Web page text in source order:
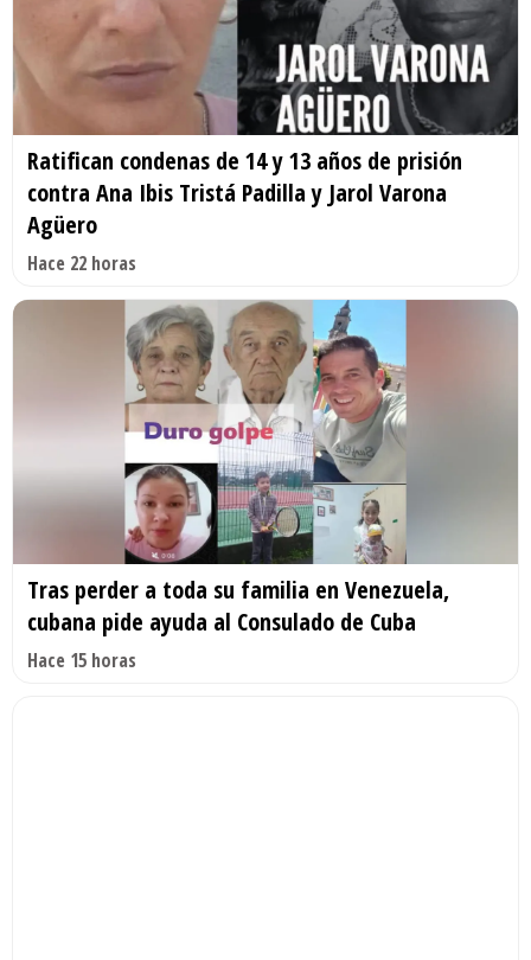
Ratifican condenas de 14 y 13 años de prisión
contra Ana Ibis Tristá Padilla y Jarol Varona
Agüero
Hace 22 horas
Tras perder a toda su familia en Venezuela,
cubana pide ayuda al Consulado de Cuba
Hace 15 horas